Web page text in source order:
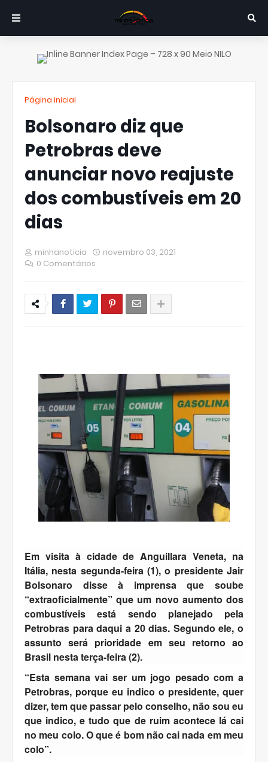
Página inicial
Bolsonaro diz que
Petrobras deve
anunciar novo reajuste
dos combustíveis em 20
dias
minhanoticia
novembro 03, 2021
0 Comentários
Em visita à cidade de Anguillara Veneta, na
Itália, nesta segunda-feira (1), o presidente Jair
Bolsonaro disse à imprensa que soube
“extraoficialmente” que um novo aumento dos
combustíveis está sendo planejado pela
Petrobras para daqui a 20 dias. Segundo ele, o
assunto será prioridade em seu retorno ao
Brasil nesta terça-feira (2).
“Esta semana vai ser um jogo pesado com a
Petrobras, porque eu indico o presidente, quer
dizer, tem que passar pelo conselho, não sou eu
que indico, e tudo que de ruim acontece lá cai
no meu colo. O que é bom não cai nada em meu
colo”.